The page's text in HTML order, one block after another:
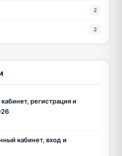
2
2
регистрация и
кабинет, вход и